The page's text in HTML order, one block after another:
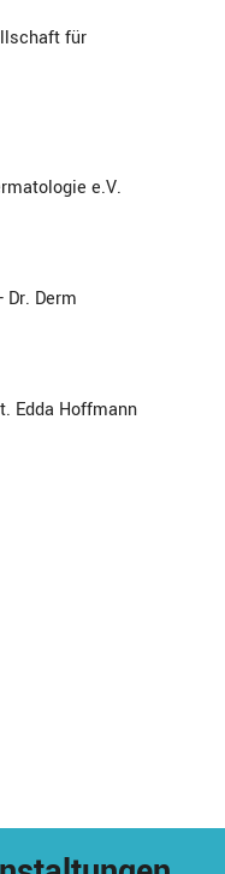
für
e.V.
Derm
Edda Hoffmann